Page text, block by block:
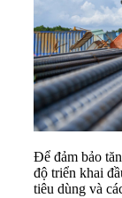
Để đảm bảo
độ triển khai
tiêu dùng và